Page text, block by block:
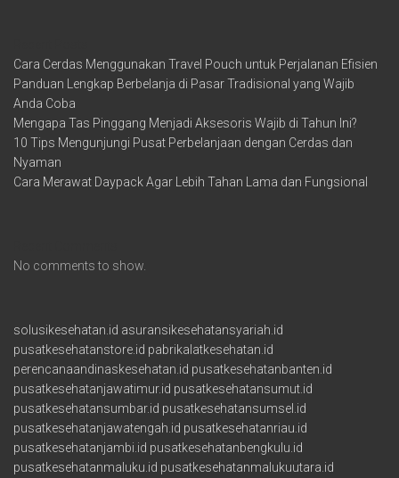
Cara Cerdas Menggunakan Travel Pouch untuk Perjalanan Efisien
Panduan Lengkap Berbelanja di Pasar Tradisional yang Wajib
Anda Coba
Mengapa Tas Pinggang Menjadi Aksesoris Wajib di Tahun Ini?
10 Tips Mengunjungi Pusat Perbelanjaan dengan Cerdas dan
Nyaman
Cara Merawat Daypack Agar Lebih Tahan Lama dan Fungsional
No comments to show.
solusikesehatan.id asuransikesehatansyariah.id
pusatkesehatanstore.id pabrikalatkesehatan.id
perencanaandinaskesehatan.id pusatkesehatanbanten.id
pusatkesehatanjawatimur.id pusatkesehatansumut.id
pusatkesehatansumbar.id pusatkesehatansumsel.id
pusatkesehatanjawatengah.id pusatkesehatanriau.id
pusatkesehatanjambi.id pusatkesehatanbengkulu.id
pusatkesehatanmaluku.id pusatkesehatanmalukuutara.id